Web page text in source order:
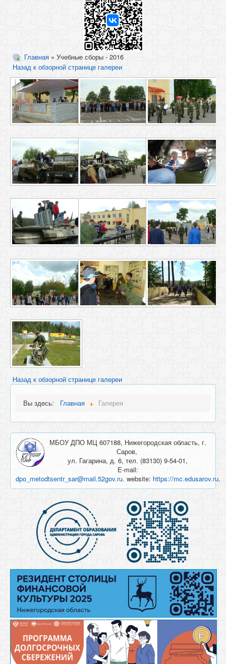
Главная » Учебные сборы - 2016
Назад к обзорной странице галереи
Назад к обзорной странице галереи
Вы здесь: Главная Галерея
МБОУ ДПО МЦ 607188, Нижегородская область, г.
Саров,
ул. Гагарина, д. 6, тел. (83130) 9-54-01,
E-mail:
dpo_metodtsentr_sar@mail.52gov.ru. website: https://mc.edusarov.ru.